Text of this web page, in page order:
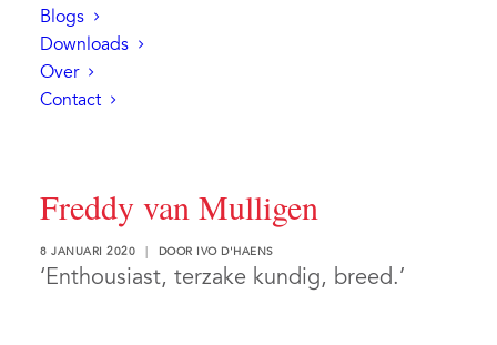
Blogs
Downloads
Over
Contact
Freddy van Mulligen
8 JANUARI 2020 DOOR IVO D'HAENS
‘Enthousiast, terzake kundig, breed.’